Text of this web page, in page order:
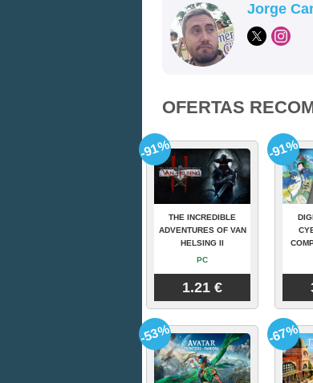
Jorge
OFERTAS
THE INCREDIBLE
ADVENTURES OF VAN
HELSING II
PC
1.21 €
-91% -91%
-53% -67%